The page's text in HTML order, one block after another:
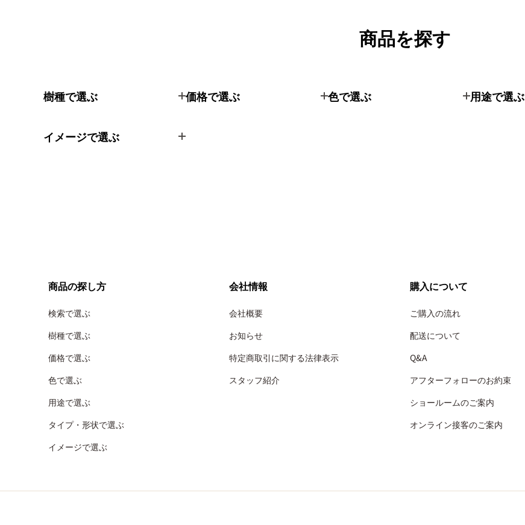
商品を探す
樹種で選ぶ 価格で選ぶ 色で選ぶ 用途で選ぶ
イメージで選ぶ
商品の探し方
検索で選ぶ
樹種で選ぶ
価格で選ぶ
色で選ぶ
用途で選ぶ
タイプ・形状で選ぶ
イメージで選ぶ
会社情報
会社概要
お知らせ
特定商取引に関する法律表示
スタッフ紹介
購入について
ご購入の流れ
配送について
Q&A
アフターフォローのお約束
ショールームのご案内
オンライン接客のご案内